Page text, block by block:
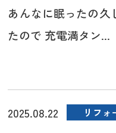
あんなに眠ったの
たので 充電満タン...
2025.08.22 リフォ